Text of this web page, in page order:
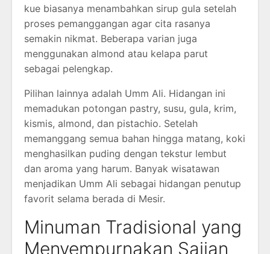
kue biasanya menambahkan sirup gula setelah
proses pemanggangan agar cita rasanya
semakin nikmat. Beberapa varian juga
menggunakan almond atau kelapa parut
sebagai pelengkap.
Pilihan lainnya adalah Umm Ali. Hidangan ini
memadukan potongan pastry, susu, gula, krim,
kismis, almond, dan pistachio. Setelah
memanggang semua bahan hingga matang, koki
menghasilkan puding dengan tekstur lembut
dan aroma yang harum. Banyak wisatawan
menjadikan Umm Ali sebagai hidangan penutup
favorit selama berada di Mesir.
Minuman Tradisional yang
Menyempurnakan Sajian